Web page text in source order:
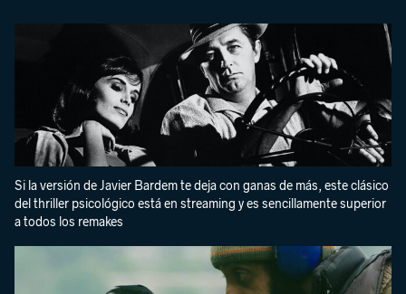
Si la versión de Javier Bardem te deja con ganas de más, este clásico
del thriller psicológico está en streaming y es sencillamente superior
a todos los remakes